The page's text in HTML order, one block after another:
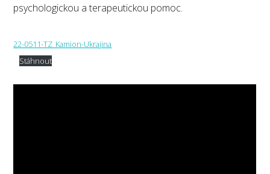
psychologickou a terapeutickou pomoc.
22-0511-TZ_Kamion-Ukrajina
Stáhnout